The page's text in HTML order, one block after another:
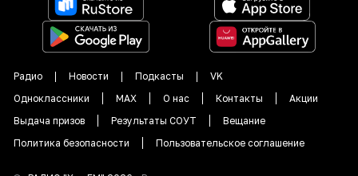
Радио Новости Подкасты
VK
Одноклассники
MAX О нас Контакты
Акции
Выдача призов
Результаты СОУТ
Вещание
Политика безопасности
Пользовательское соглашение